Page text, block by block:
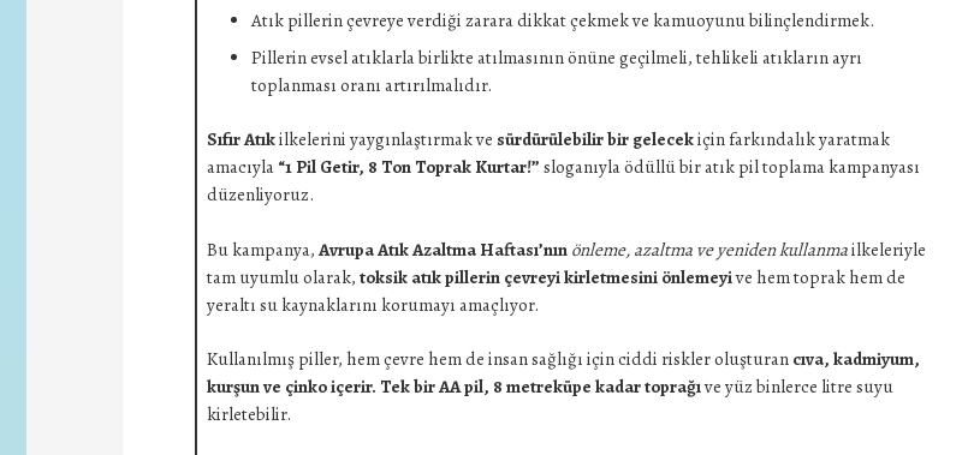
Atık pillerin çevreye verdiği zarara dikkat çekmek ve kamuoyunu bilinçlendirmek.
Pillerin evsel atıklarla birlikte atılmasının önüne geçilmeli, tehlikeli atıkların ayrı
toplanması oranı artırılmalıdır.
Sıfır Atıkilkelerini yaygınlaştırmak ve sürdürülebilir bir gelecekiçin farkındalık yaratmak
amacıyla “1 Pil Getir, 8 Ton Toprak Kurtar!” sloganıyla ödüllü bir atık pil toplama kampanyası
düzenliyoruz.
Bu kampanya, Avrupa Atık Azaltma Haftası’nın önleme, azaltma ve yeniden kullanmailkeleriyle
tam uyumlu olarak, toksik atık pillerin çevreyi kirletmesini önlemeyive hem toprak hem de
yeraltı su kaynaklarını korumayı amaçlıyor.
Kullanılmış piller, hem çevre hem de insan sağlığı için ciddi riskler oluşturan cıva, kadmiyum,
kurşun ve çinko içerir. Tek bir AA pil, 8 metreküpe kadar toprağıve yüz binlerce litre suyu
kirletebilir.